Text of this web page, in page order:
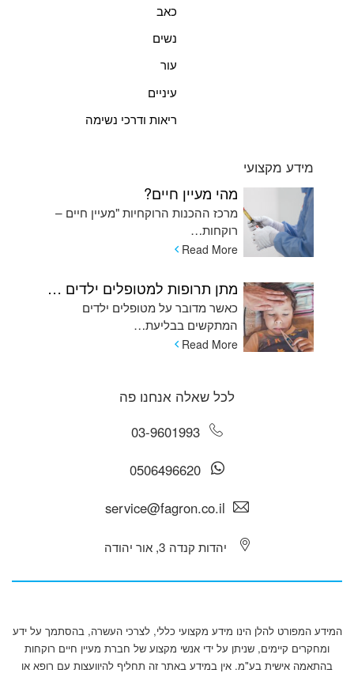
כאב
נשים
עור
עיניים
ריאות ודרכי נשימה
מידע מקצועי
מהי מעיין חיים?
מרכז ההכנות הרוקחיות "מעיין חיים –
רוקחות…
Read More
מתן תרופות למטופלים ילדים המתקשים בשימוש בכדורים ומהן האלטרנטיבות
כאשר מדובר על מטופלים ילדים
המתקשים בבליעת…
Read More
לכל שאלה אנחנו פה
03-9601993
0506496620
service@fagron.co.il
יהדות קנדה 3, אור יהודה
המידע המפורט להלן הינו מידע מקצועי כללי, לצרכי העשרה, בהסתמך על ידע
ומחקרים קיימים, שניתן על ידי אנשי מקצוע של חברת מעיין חיים רוקחות
בהתאמה אישית בע"מ. אין במידע באתר זה תחליף להיוועצות עם רופא או